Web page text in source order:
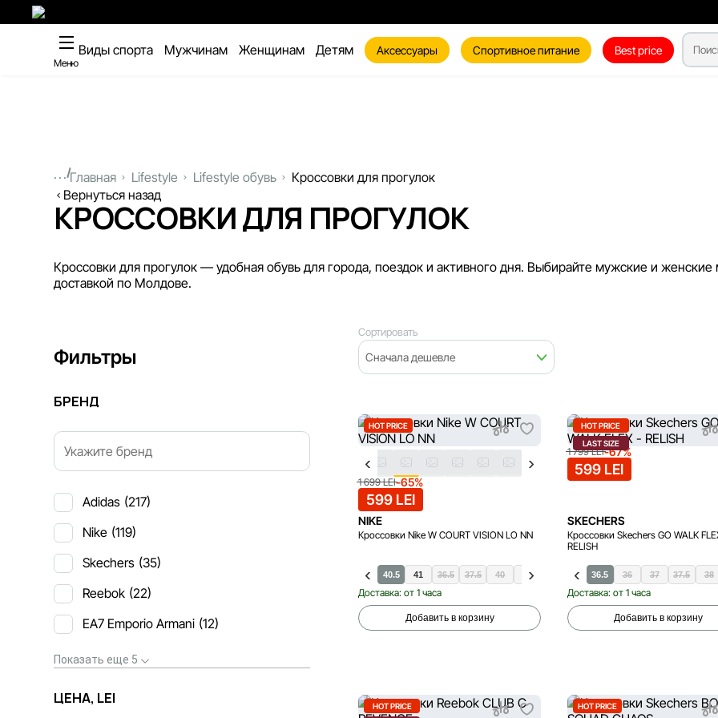
Меню
Виды спорта Мужчинам Женщинам Детям Аксессуары Спортивное питание Best price
...Главная Lifestyle Lifestyle обувь
Кроссовки для прогулок
Вернуться назад
КРОССОВКИ ДЛЯ ПРОГУЛОК
Кроссовки для прогулок — удобная обувь для города, поездок и активного дня. Выбирайте мужские и
доставкой по Молдове.
Фильтры
БРЕНД
Adidas (217)
Nike (119)
Skechers (35)
Reebok (22)
EA7 Emporio Armani (12)
Показать еще 5
ЦЕНА, LEI
Сортировать
Сначала дешевле
HOT PRICE
1 699 LEI-65%
599 LEI
NIKE
Кроссовки Nike W COURT VISION LO NN
40 40.5 41 36.5 37.5 40 41
Доставка: от 1 часа
Добавить в корзину
HOT PRICE
LAST SIZE
1 799 LEI-67%
599 LEI
SKECHERS
Кроссовки Skechers GO WALK
RELISH
36.5 36 37 37.5 38
Доставка: от 1 часа
Добавить в корзину
HOT PRICE
HOT PRICE